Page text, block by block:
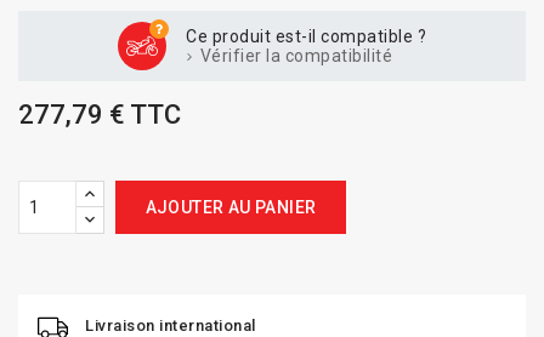
Ce produit est-il compatible ?
Vérifier la compatibilité
277,79 € TTC
AJOUTER AU PANIER
Livraison international